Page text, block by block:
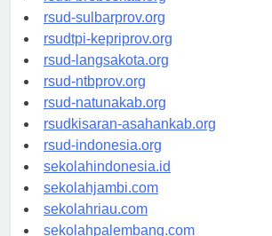
rsud-brebeskab.org
rsud-sulbarprov.org
rsudtpi-kepriprov.org
rsud-langsakota.org
rsud-ntbprov.org
rsud-natunakab.org
rsudkisaran-asahankab.org
rsud-indonesia.org
sekolahindonesia.id
sekolahjambi.com
sekolahriau.com